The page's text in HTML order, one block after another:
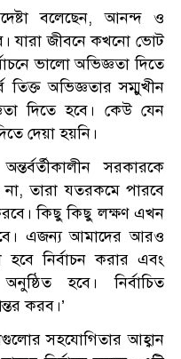
বলেছেন, আনন্দ ও
যারা জীবনে কখনো ভোট
ভালো অভিজ্ঞতা দিতে
তিক্ত অভিজ্ঞতার সম্মুখীন
দিতে হবে। কেউ যেন
দেয়া হয়নি।
সরকারকে
না, তারা যতরকমে পারবে
কিছু কিছু লক্ষণ এখন
এজন্য আমাদের আরও
হবে নির্বাচন করার এবং
অনুষ্ঠিত হবে। নির্বাচিত
করব।’
সহযোগিতার আহ্বান